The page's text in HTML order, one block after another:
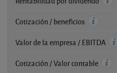
Cotización / beneficios
Valor de la empresa / EBITDA
Cotización / Valor contable